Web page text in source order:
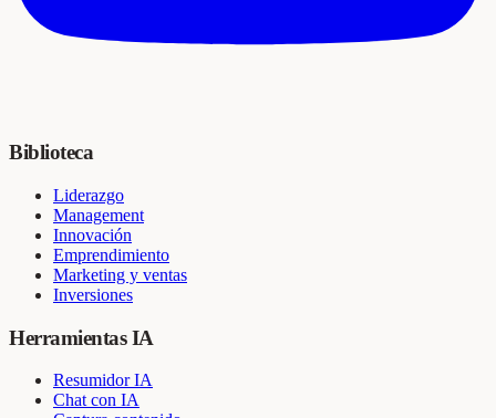
Biblioteca
Liderazgo
Management
Innovación
Emprendimiento
Marketing y ventas
Inversiones
Herramientas IA
Resumidor IA
Chat con IA